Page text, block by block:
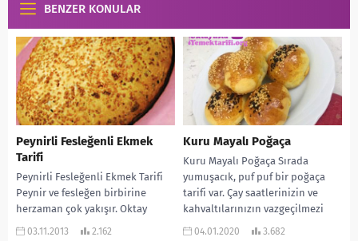
BENZER KONULAR
Peynirli Fesleğenli Ekmek
Tarifi
Peynirli Fesleğenli Ekmek Tarifi
Peynir ve fesleğen birbirine
herzaman çok yakışır. Oktay
Usta’da ikisinin karışımından
03.11.2013 2.162
Kuru Mayalı Poğaça
Kuru Mayalı Poğaça Sırada
yumuşacık, puf puf bir poğaça
tarifi var. Çay saatlerinizin ve
kahvaltılarınızın vazgeçilmezi
olmaya aday. Ayrıca çocukların...
04.01.2020 3.682